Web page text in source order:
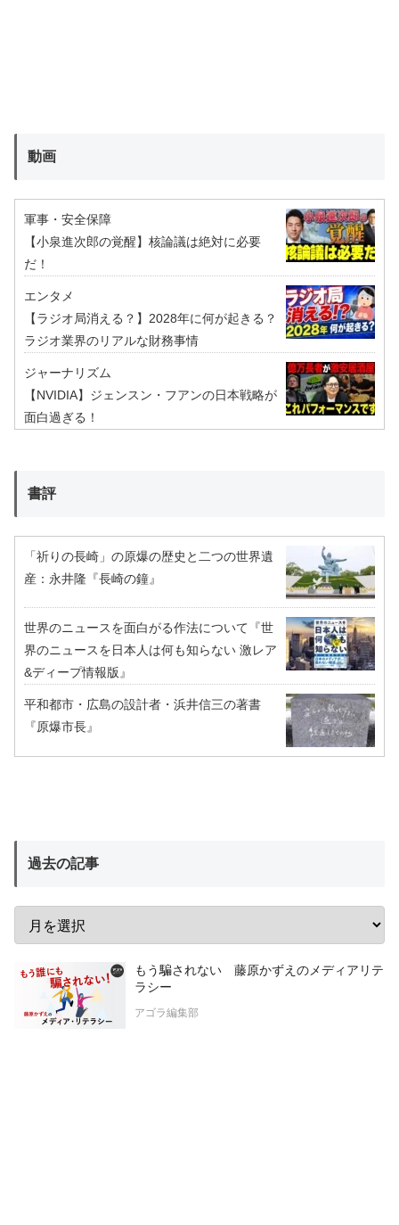
動画
軍事・安全保障
【小泉進次郎の覚醒】核論議は絶対に必要
だ！
エンタメ
【ラジオ局消える？】2028年に何が起きる？
ラジオ業界のリアルな財務事情
ジャーナリズム
【NVIDIA】ジェンスン・フアンの日本戦略が
面白過ぎる！
書評
「祈りの長崎」の原爆の歴史と二つの世界遺
産：永井隆『長崎の鐘』
世界のニュースを面白がる作法について『世
界のニュースを日本人は何も知らない 激レア
&ディープ情報版』
平和都市・広島の設計者・浜井信三の著書
『原爆市長』
過去の記事
もう騙されない 藤原かずえのメディアリテ
ラシー
アゴラ編集部